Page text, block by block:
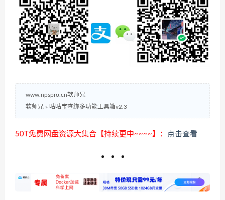
www.npspro.cn软师兄
软师兄 » 咕咕宝查绑多功能工具箱v2.3
50T免费网盘资源大集合【持续更中~~~~】： 点击查看